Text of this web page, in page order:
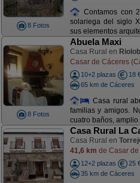
8 Fotos
Contamos con
solariega del siglo
sus elementos
8 Fotos
Abuela Maxi
Casa Rural en
Casar de Cáceres
10+2 plazas
18
65 km de Cáceres
Casa rural
familias y amigos.
cuatro baños,
Casa Rural La
Casa Rural en
41,6 km de Casar
12+2 plazas
25
35 km de Cáceres